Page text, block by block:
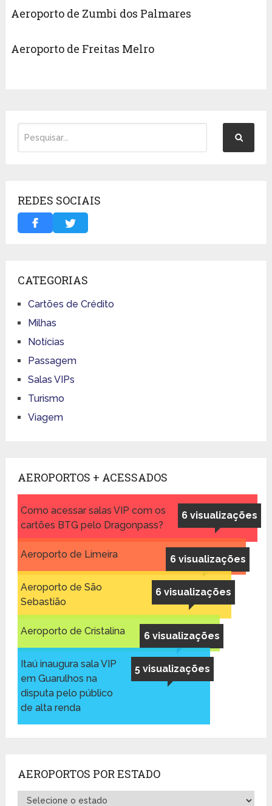
Aeroporto de Zumbi dos Palmares
Aeroporto de Freitas Melro
REDES SOCIAIS
CATEGORIAS
Cartões de Crédito
Milhas
Notícias
Passagem
Salas VIPs
Turismo
Viagem
AEROPORTOS + ACESSADOS
6 visualizações
Como acessar salas VIP com os
cartões BTG pelo Dragonpass?
6 visualizações
Aeroporto de Limeira
6 visualizações
Aeroporto de São
Sebastião
6 visualizações
Aeroporto de Cristalina
5 visualizações
Itaú inaugura sala VIP
em Guarulhos na
disputa pelo público
de alta renda
AEROPORTOS POR ESTADO
Aeroportos